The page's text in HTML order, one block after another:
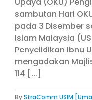
sambutan Hari
pada 3 Disember
Islam Malaysia
Penyelidikan Ibnu
mengadakan
114 [...]
ByStraComm USIM